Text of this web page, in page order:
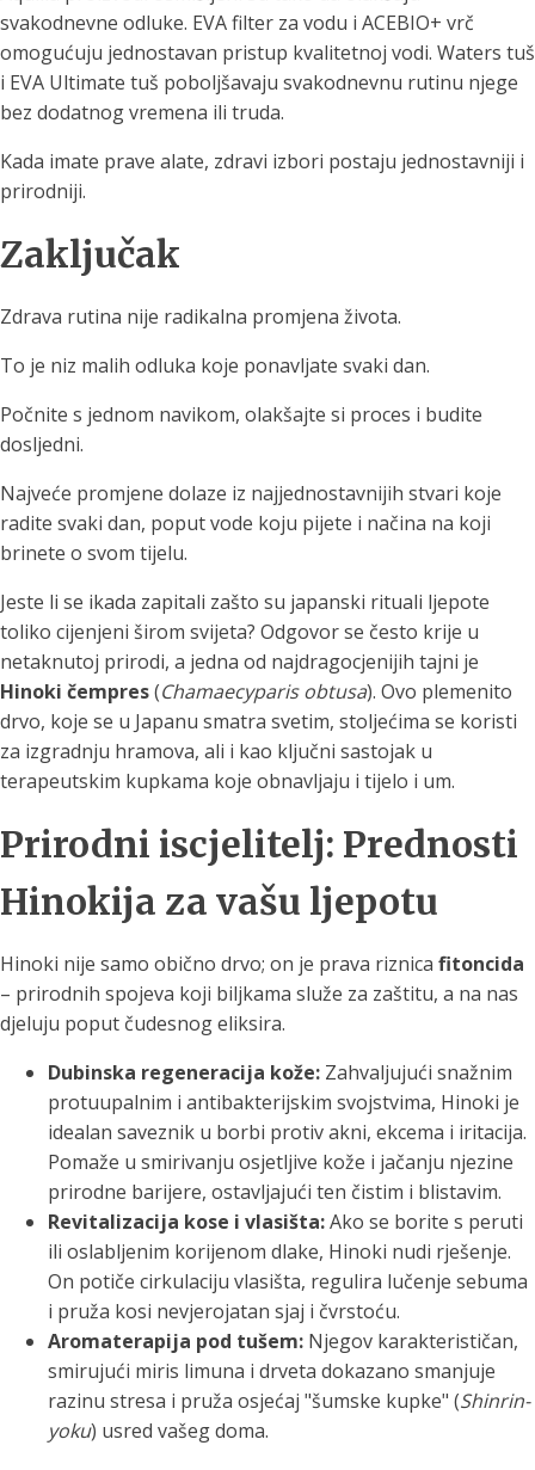
svakodnevne odluke. EVA filter za vodu i ACEBIO+ vrč
omogućuju jednostavan pristup kvalitetnoj vodi. Waters tuš
i EVA Ultimate tuš poboljšavaju svakodnevnu rutinu njege
bez dodatnog vremena ili truda.
Kada imate prave alate, zdravi izbori postaju jednostavniji i
prirodniji.
Zaključak
Zdrava rutina nije radikalna promjena života.
To je niz malih odluka koje ponavljate svaki dan.
Počnite s jednom navikom, olakšajte si proces i budite
dosljedni.
Najveće promjene dolaze iz najjednostavnijih stvari koje
radite svaki dan, poput vode koju pijete i načina na koji
brinete o svom tijelu.
Jeste li se ikada zapitali zašto su japanski rituali ljepote
toliko cijenjeni širom svijeta? Odgovor se često krije u
netaknutoj prirodi, a jedna od najdragocjenijih tajni je
Hinoki čempres(Chamaecyparis obtusa). Ovo plemenito
drvo, koje se u Japanu smatra svetim, stoljećima se koristi
za izgradnju hramova, ali i kao ključni sastojak u
terapeutskim kupkama koje obnavljaju i tijelo i um.
Prirodni iscjelitelj: Prednosti
Hinokija za vašu ljepotu
Hinoki nije samo obično drvo; on je prava riznica fitoncida
– prirodnih spojeva koji biljkama služe za zaštitu, a na nas
djeluju poput čudesnog eliksira.
Dubinska regeneracija kože: Zahvaljujući snažnim
protuupalnim i antibakterijskim svojstvima, Hinoki je
idealan saveznik u borbi protiv akni, ekcema i iritacija.
Pomaže u smirivanju osjetljive kože i jačanju njezine
prirodne barijere, ostavljajući ten čistim i blistavim.
Revitalizacija kose i vlasišta:Ako se borite s peruti
ili oslabljenim korijenom dlake, Hinoki nudi rješenje.
On potiče cirkulaciju vlasišta, regulira lučenje sebuma
i pruža kosi nevjerojatan sjaj i čvrstoću.
Aromaterapija pod tušem: Njegov karakterističan,
smirujući miris limuna i drveta dokazano smanjuje
razinu stresa i pruža osjećaj "šumske kupke" (Shinrin-
yoku) usred vašeg doma.